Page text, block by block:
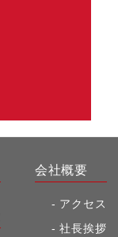
会社概要
アクセス
社長挨拶